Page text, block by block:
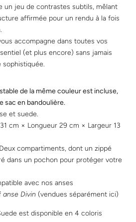
un jeu de contrastes subtils, mêlant
affirmée pour un rendu à la fois
accompagne dans toutes vos
(et plus encore) sans jamais
de la même couleur est incluse,
sac en bandoulière.
et suede.
cm × Longueur 29 cm × Largeur 13
Deux compartiments, dont un zippé
dans un pochon pour protéger votre
avec nos anses
anse Divin (vendues séparément ici)
est disponible en 4 coloris